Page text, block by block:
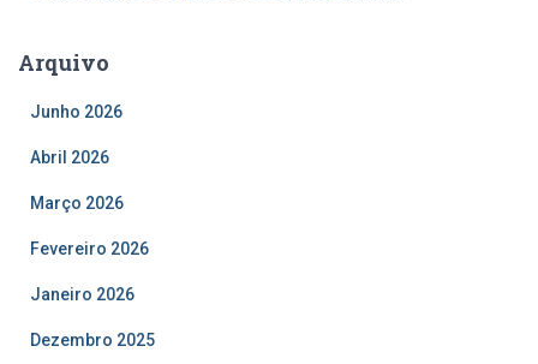
Arquivo
Junho 2026
Abril 2026
Março 2026
Fevereiro 2026
Janeiro 2026
Dezembro 2025